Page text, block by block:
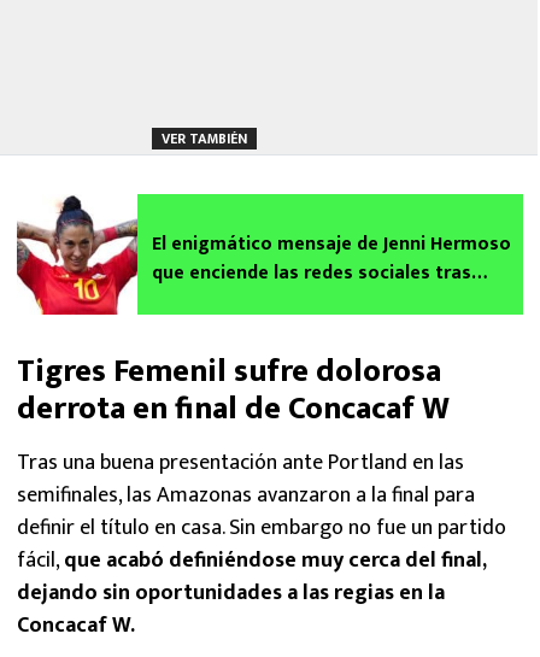
VER TAMBIÉN
El enigmático mensaje de Jenni Hermoso
que enciende las redes sociales tras
Tigres Femenil sufre dolorosa
derrota en final de Concacaf W
Tras una buena presentación ante Portland en las
semifinales, las Amazonas avanzaron a la final para
definir el título en casa. Sin embargo no fue un partido
fácil,que acabó definiéndose muy cerca del final,
dejando sin oportunidades a las regias en la
Concacaf W.